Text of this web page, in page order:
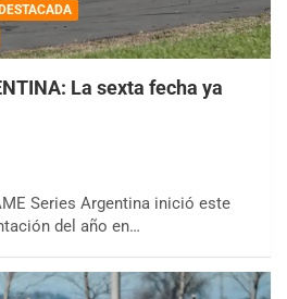
La sexta fecha ya
Series Argentina inició este
del año en…